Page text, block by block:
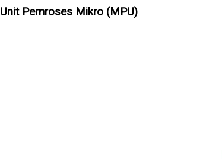
Unit Pemroses Mikro (MPU)